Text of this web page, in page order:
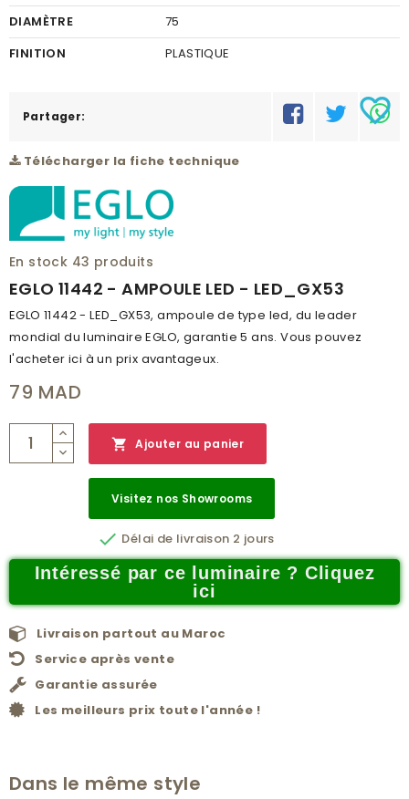
DIAMÈTRE
75
FINITION
PLASTIQUE
PUISSANCE (W)
BLANC CHAUD
HAUTEUR (MM)
27
CLASSE DE PROTECTION
BRANCHEMENT
NON
POIDS (KG)
0.105
CODE À BARRE
9002759114428
RÉSEAU
CATALOGUE
LM 2019
NUMÉRO PAGE
Partager:
Télécharger la fiche technique
En stock 43 produits
EGLO 11442 - AMPOULE LED - LED_GX53
EGLO 11442 - LED_GX53, ampoule de type led, du leader
mondial du luminaire EGLO, garantie 5 ans. Vous pouvez
l'acheter ici à un prix avantageux.
favorite_border
79 MAD
 Ajouter au panier
Visitez nos Showrooms
 Délai de livraison 2 jours
Intéressé par ce luminaire ? Cliquez
ici
Livraison partout au Maroc
Service après vente
Garantie assurée
Les meilleurs prix toute l'année !
Dans le même style